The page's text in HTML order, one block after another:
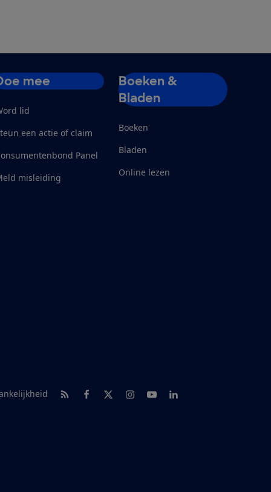
mee
lid
een actie of claim
Panel
misleiding
Boeken &
Bladen
Boeken
Bladen
Online lezen
RSS-feed nieuws
Facebook
TwitterInstagram
YoutubeLinkedIn